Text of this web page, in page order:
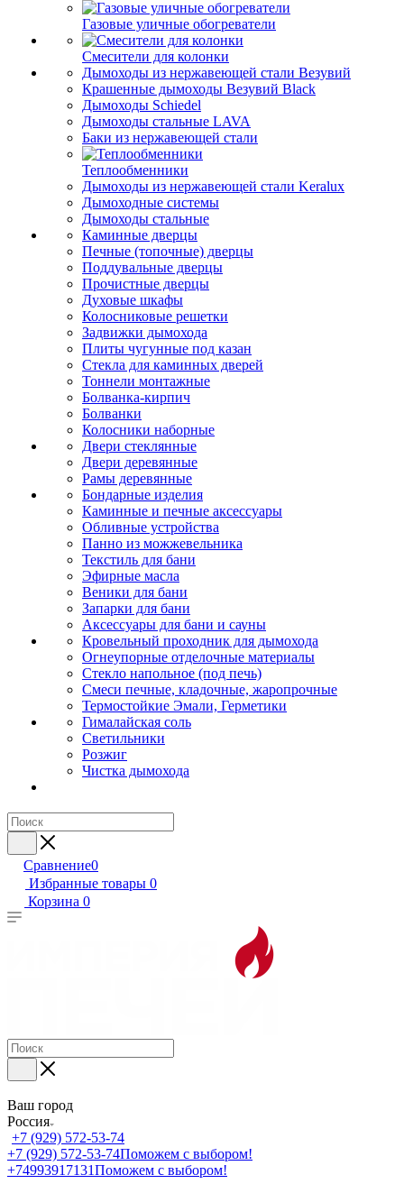
Газовые уличные обогреватели
Смесители для колонки
Дымоходы из нержавеющей стали Везувий
Крашенные дымоходы Везувий Black
Дымоходы Schiedel
Дымоходы стальные LAVA
Баки из нержавеющей стали
Теплообменники
Дымоходы из нержавеющей стали Keralux
Дымоходные системы
Дымоходы стальные
Каминные дверцы
Печные (топочные) дверцы
Поддувальные дверцы
Прочистные дверцы
Духовые шкафы
Колосниковые решетки
Задвижки дымохода
Плиты чугунные под казан
Стекла для каминных дверей
Тоннели монтажные
Болванка-кирпич
Болванки
Колосники наборные
Двери стеклянные
Двери деревянные
Рамы деревянные
Бондарные изделия
Каминные и печные аксессуары
Обливные устройства
Панно из можжевельника
Текстиль для бани
Эфирные масла
Веники для бани
Запарки для бани
Аксессуары для бани и сауны
Кровельный проходник для дымохода
Огнеупорные отделочные материалы
Стекло напольное (под печь)
Смеси печные, кладочные, жаропрочные
Термостойкие Эмали, Герметики
Гималайская соль
Светильники
Розжиг
Чистка дымохода
Сравнение0
Избранные товары 0
Корзина 0
Ваш город
Россия
+7 (929) 572-53-74
+7 (929) 572-53-74Поможем с выбором!
+74993917131Поможем с выбором!